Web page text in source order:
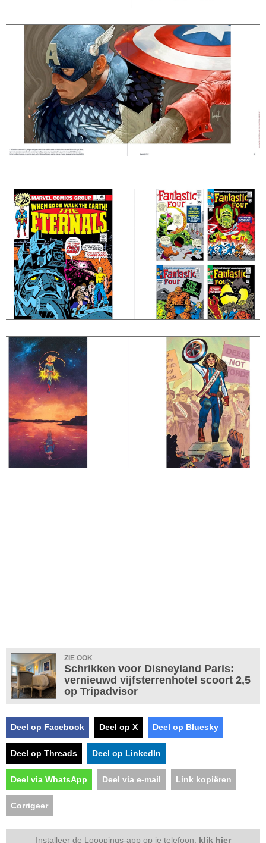
ZIE OOK
Schrikken voor Disneyland Paris:
vernieuwd vijfsterrenhotel scoort 2,5
op Tripadvisor
Deel op Facebook Deel op X Deel op Bluesky
Deel op Threads Deel op LinkedIn
Deel via WhatsApp Deel via e-mail Link kopiëren
Corrigeer
Installeer de Looopings-app op je telefoon: klik hier